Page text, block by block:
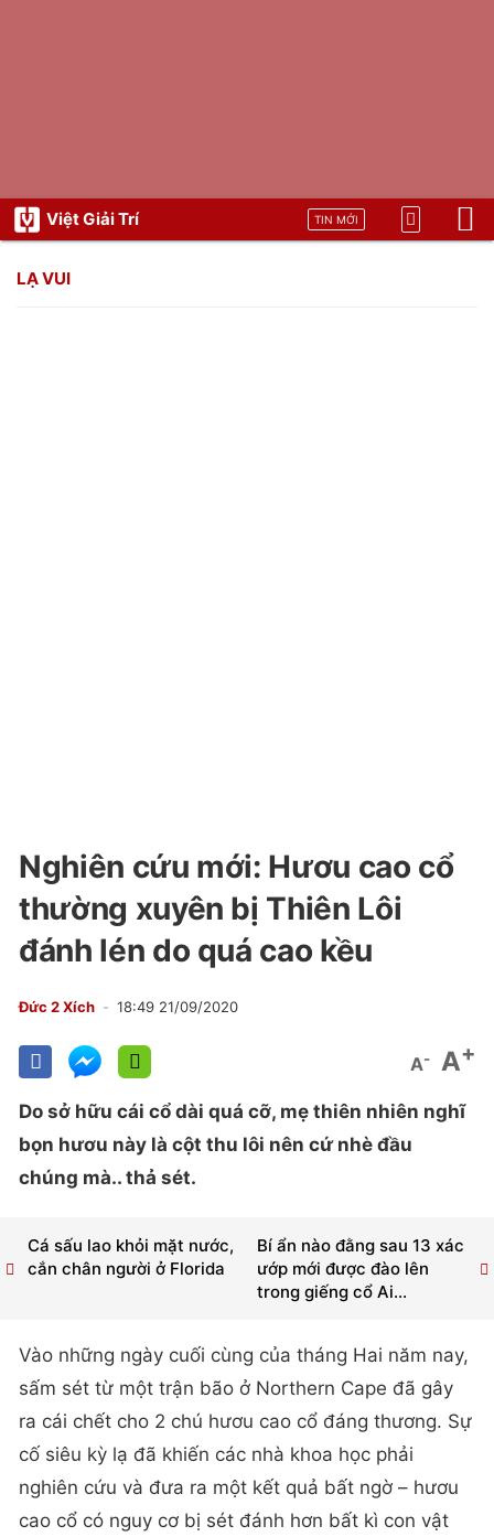
Việt Giải Trí TIN MỚI
LẠ VUI
Nghiên cứu mới: Hươu cao cổ
thường xuyên bị Thiên Lôi
đánh lén do quá cao kều
Đức 2 Xích 18:49 21/09/2020
A- A+
Do sở hữu cái cổ dài quá cỡ, mẹ thiên nhiên nghĩ
bọn hươu này là cột thu lôi nên cứ nhè đầu
chúng mà.. thả sét.
Bí ẩn nào đằng sau 13 xác
ướp mới được đào lên
trong giếng cổ Ai...
Cá sấu lao khỏi mặt nước,
cắn chân người ở Florida
Vào những ngày cuối cùng của tháng Hai năm nay,
sấm sét từ một trận bão ở Northern Cape đã gây
ra cái chết cho 2 chú hươu cao cổ đáng thương. Sự
cố siêu kỳ lạ đã khiến các nhà khoa học phải
nghiên cứu và đưa ra một kết quả bất ngờ – hươu
cao cổ có nguy cơ bị sét đánh hơn bất kì con vật